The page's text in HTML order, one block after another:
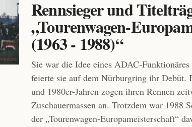
Rennsieger und
„Tourenwagen-
(1963 - 1988)“
Sie war die Idee eines ADAC-Funktionäres
feierte sie auf dem Nürburgring ihr Debüt.
und 1980er-Jahren zogen ihren Rennen
Zuschauermassen an. Trotzdem war 1988
der „Tourenwagen-Europameisterschaft“